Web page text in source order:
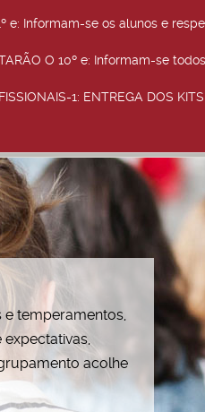
e: Informam-se os alunos e
O 10º e: Informam-se
1: ENTREGA DOS
temperamentos,
acolhe